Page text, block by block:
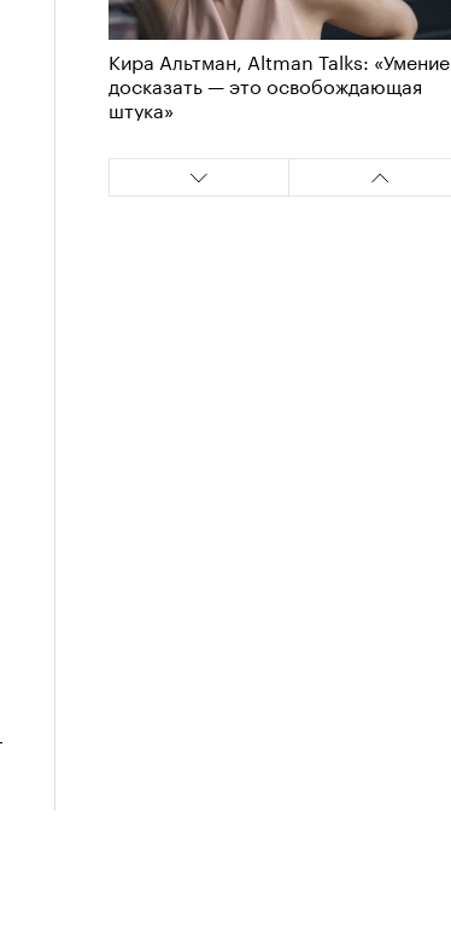
Кира Альтман, Altman Talks: «Умение
досказать — это освобождающая
штука»